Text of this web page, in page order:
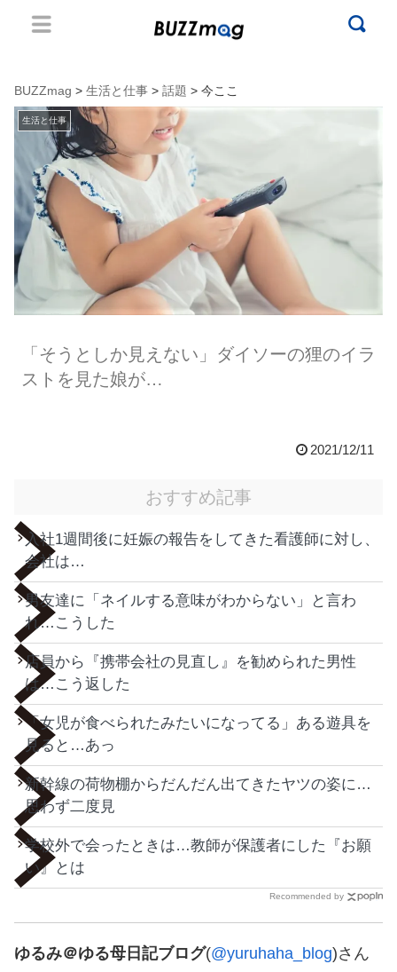
BUZZmag > 生活と仕事 > 話題 > 今ここ
生活と仕事
「そうとしか見えない」ダイソーの狸のイラ
ストを見た娘が…
2021/12/11
おすすめ記事
入社1週間後に妊娠の報告をしてきた看護師に対し、
会社は…
男友達に「ネイルする意味がわからない」と言わ
れ…こうした
店員から『携帯会社の見直し』を勧められた男性
は…こう返した
「女児が食べられたみたいになってる」ある遊具を
見ると…あっ
新幹線の荷物棚からだんだん出てきたヤツの姿に…
思わず二度見
学校外で会ったときは…教師が保護者にした『お願
い』とは
Recommended by
ゆるみ＠ゆる母日記ブログ(@yuruhaha_blog)さん